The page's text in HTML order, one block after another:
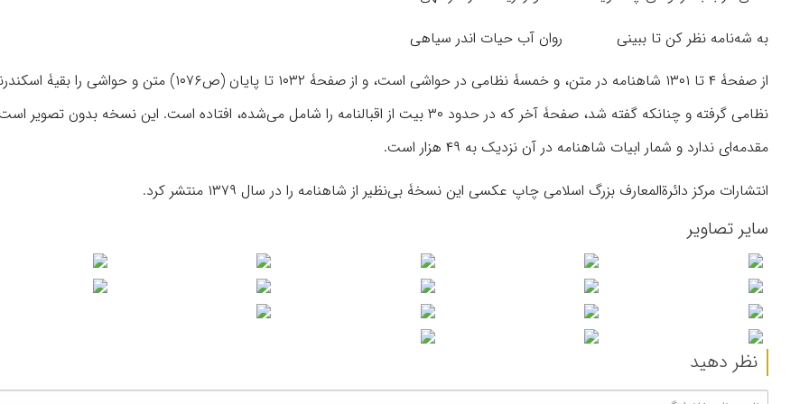
به شه‌نامه نظر کن تا ببینی روان آب حیات اندر سیاهی
از صفحۀ ۴ تا ۱۳۰۱ شاهنامه در متن، و خمسۀ نظامی در حواشی است، و از صفحۀ ۱۰۳۲ تا پایان (ص۱۰۷۶) متن و حواشی را
نظامی گرفته و چنانکه گفته شد، صفحۀ آخر که در حدود ۳۰ بیت از اقبالنامه را شامل می‌شده، افتاده است. این نسخه بدون تصویر
مقدمه‌ای ندارد و شمار ابیات شاهنامه در آن نزدیک به ۴۹ هزار است.
انتشارات مرکز دائرةالمعارف بزرگ اسلامی چاپ عکسی این نسخۀ بی‌نظیر از شاهنامه را در سال ۱۳۷۹ منتشر کرد.
سایر تصاویر
نظر دهید